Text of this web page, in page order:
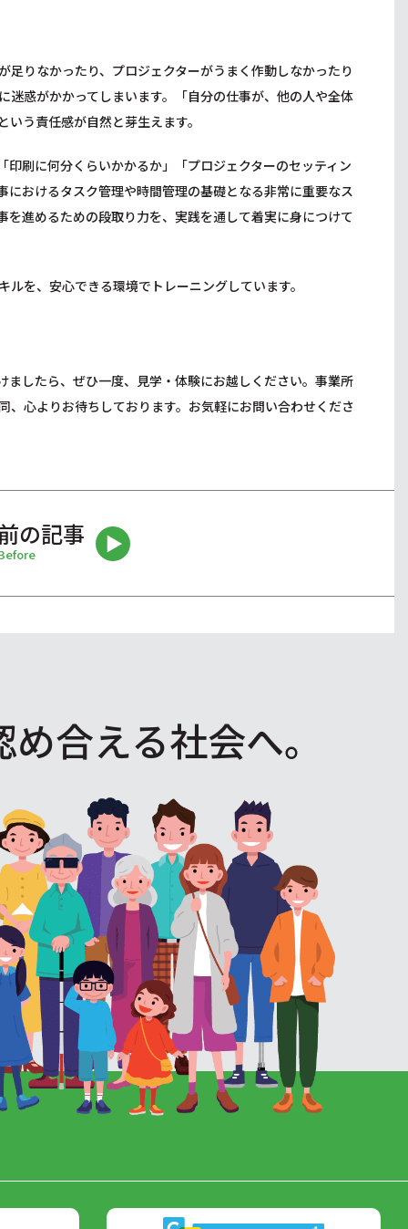
りなかったり、プロジェクターがうまく作動しなかったり
惑がかかってしまいます。「自分の仕事が、他の人や全体
う責任感が自然と芽生えます。
刷に何分くらいかかるか」「プロジェクターのセッティン
おけるタスク管理や時間管理の基礎となる非常に重要なス
進めるための段取り力を、実践を通して着実に身につけて
を、安心できる環境でトレーニングしています。
したら、ぜひ一度、見学・体験にお越しください。事業所
心よりお待ちしております。お気軽にお問い合わせくださ
の記事
合える社会へ。